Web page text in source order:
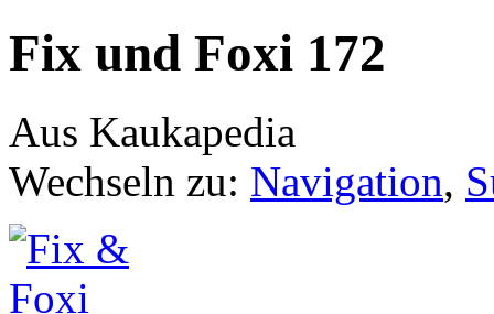
Fix und Foxi 172
Aus Kaukapedia
Wechseln zu: Navigation,